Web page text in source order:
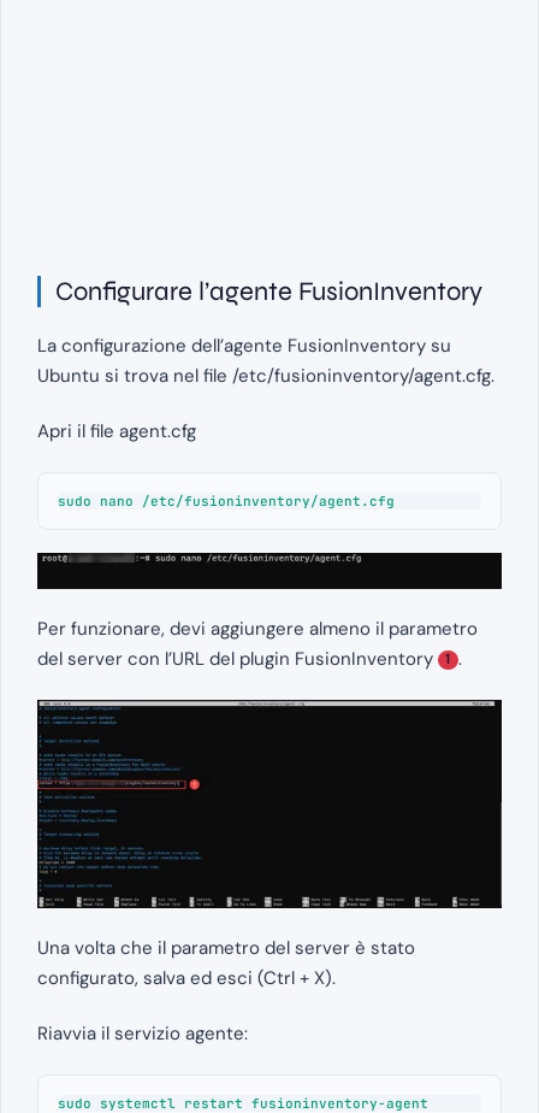
Configurare l’agente FusionInventory
La configurazione dell’agente FusionInventory su
Ubuntu si trova nel file /etc/fusioninventory/agent.cfg.
Apri il file agent.cfg
sudo nano /etc/fusioninventory/agent.cfg
Per funzionare, devi aggiungere almeno il parametro
del server con l’URL del plugin FusionInventory
1 .
Una volta che il parametro del server è stato
configurato, salva ed esci (Ctrl + X).
Riavvia il servizio agente:
sudo systemctl restart fusioninventory-agent